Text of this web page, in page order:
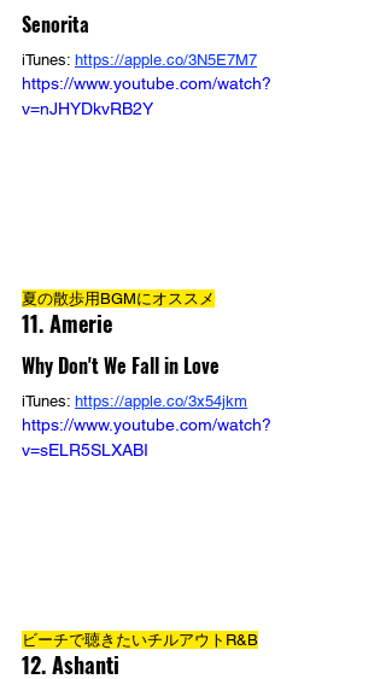
Senorita
iTunes: https://apple.co/3N5E7M7
https://www.youtube.com/watch?
v=nJHYDkvRB2Y
夏の散歩用BGMにオススメ
11. Amerie
Why Don't We Fall in Love
iTunes: https://apple.co/3x54jkm
https://www.youtube.com/watch?
v=sELR5SLXABI
ビーチで聴きたいチルアウトR&B
12. Ashanti